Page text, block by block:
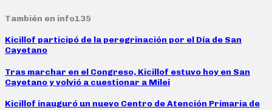
También en info135
Kicillof participó de la peregrinación por el Día de San
Cayetano
Tras marchar en el Congreso, Kicillof estuvo hoy en San
Cayetano y volvió a cuestionar a Milei
Kicillof inauguró un nuevo Centro de Atención Primaria de